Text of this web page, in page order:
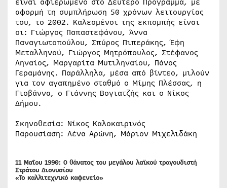
αφορμή τη συμπλήρωση 50 χρόνων λειτουργίας
του, το 2002. Καλεσμένοι της εκπομπής είναι
οι: Γιώργος Παπαστεφάνου, Άννα
Παναγιωτοπούλου, Σπύρος Πιπεράκης, Έφη
Μεταλληνού, Γιώργος Μητρόπουλος, Στέφανος
Ληναίος, Μαργαρίτα Μυτιληναίου, Πάνος
Γεραμάνης. Παράλληλα, μέσα από βίντεο, μιλούν
για τον αγαπημένο σταθμό ο Μίμης Πλέσσας, η
Γιοβάννα, ο Γιάννης Βογιατζής και ο Νίκος
Δήμου.
Σκηνοθεσία: Νίκος Καλοκαιρινός
Παρουσίαση: Λένα Αρώνη, Μάριον Μιχελιδάκη
11 Μαΐου 1990: Ο θάνατος του μεγάλου λαϊκού τραγουδιστή
Στράτου Διονυσίου
«Το καλλιτεχνικό καφενείο»